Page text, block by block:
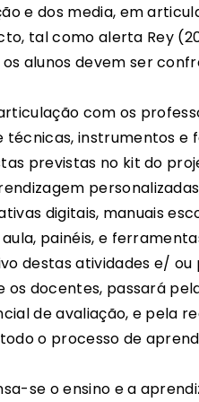
e dos media, em
tal como alerta Rey
alunos devem ser
com os
instrumentos e
previstas no kit do
digitais, manuais
painéis, e
destas atividades e/
os docentes, passará
de avaliação, e pela
o processo de
se o ensino e a